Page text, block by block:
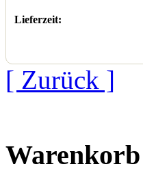
Lieferzeit:
[ Zurück ]
Warenkorb